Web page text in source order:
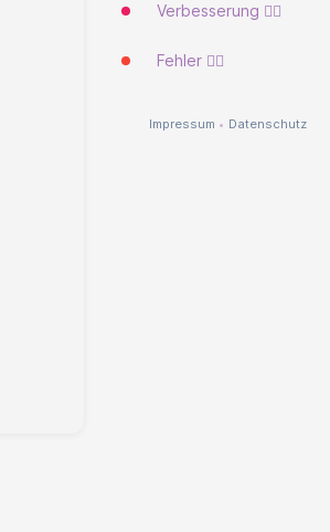
Verbesserung 🐱‍🏍
Fehler 🐱‍💻
Impressum • Datenschutz